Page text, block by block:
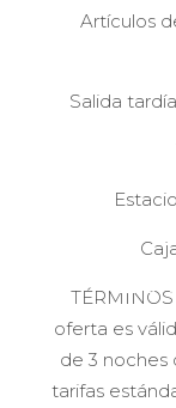
Artículos
Salida
oferta es
de 3 noches
tarifas
-